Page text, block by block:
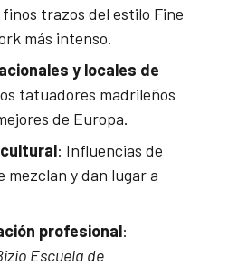
trazos del estilo Fine
más intenso.
y locales de
tatuadores madrileños
de Europa.
: Influencias de
mezclan y dan lugar a
profesional:
Escuela de